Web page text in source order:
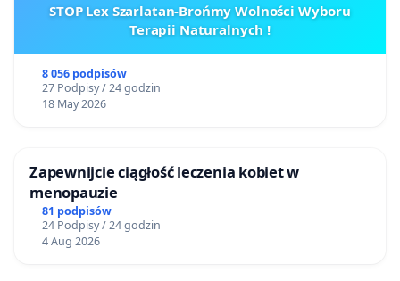
STOP Lex Szarlatan-Brońmy Wolności Wyboru
Terapii Naturalnych !
8 056 podpisów
27 Podpisy / 24 godzin
18 May 2026
Zapewnijcie ciągłość leczenia kobiet w
menopauzie
81 podpisów
24 Podpisy / 24 godzin
4 Aug 2026